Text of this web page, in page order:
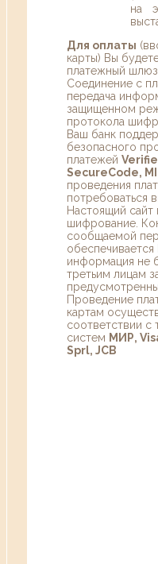
на
Для оплаты
карты) Вы
платежный шлюз
Соединение с
передача
защищенном
протокола
Ваш банк
безопасного
платежей
SecureCode,
проведения
потребоваться
Настоящий
шифрование.
сообщаемой
обеспечивается
информация не
третьим лицам
Проведение
картам
соответствии с
систем МИР,
Sprl, JCB